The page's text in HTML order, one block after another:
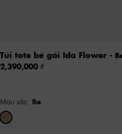
Túi tote bé gái Ida Flower -
2,390,000
Màu sắc: Be